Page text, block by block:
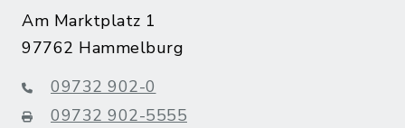
Am Marktplatz 1
97762 Hammelburg
09732 902-0
09732 902-5555